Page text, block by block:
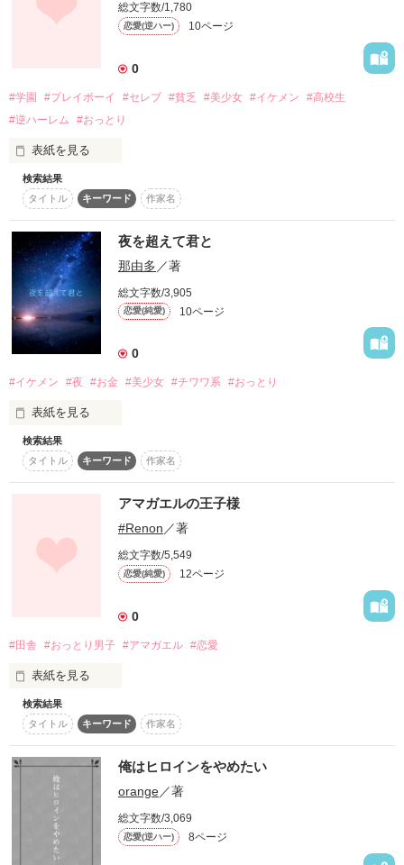
嫉妬してほしいイケメン彼氏、山田善
「もう一生、桜ちゃんを泣かせないし大事にする」
これはすれ違いカップルのお話。
作品を読む
「キミが好きだよ」
彼の言葉が信用できなくて。
「お前のこと幸せにしてやるよ」
「からかわないで…」
あの人の言葉に流されそうになる。
「もう、知らない！」
なんて、突き放してみたり。
「好きなのにっ」
気持ちはころころ日替わりランチ。
ねぇ、何時だって…。
触れていたいのは…。
キミの鼓動だけだよ。
好きだから、好きって…。
総文字数/1,780
恋愛(逆ハー) 10ページ
0
#学園 #プレイボーイ #セレブ #貧乏 #美少女 #イケメン
#高校生
#逆ハーレム
#おっとり
表紙を見る
何を考えているんだろう??
頭の中がおかしくなるほど
人を愛してしまうのは
一体、何の罪に問われるだろうか。
過ぎ去った時間は取り戻せない。
それでもわたし達は生きていく。
検索結果
タイトル
キーワード 作家名
夜を超えて君と
那由多 ／著
総文字数/3,905
恋愛(純愛) 10ページ
0
#イケメン #夜 #お金 #美少女 #チワワ系 #おっとり
表紙を見る
闇の中で笑う彼女は一体誰ー…？
作品を読む
検索結果
タイトル
キーワード 作家名
アマガエルの王子様
#Renon／著
総文字数/5,549
恋愛(純愛) 12ページ
0
#田舎 #おっとり男子 #アマガエル #恋愛
表紙を見る
アマガエルが好きな男子との恋愛です。
作品を読む
検索結果
タイトル
キーワード 作家名
俺はヒロインをやめたい
orange／著
総文字数/3,069
恋愛(逆ハー) 8ページ